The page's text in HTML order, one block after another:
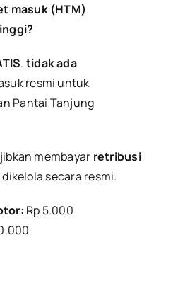
masuk (HTM)
. tidak ada
resmi untuk
Pantai Tanjung
membayar retribusi
secara resmi.
Rp 5.000